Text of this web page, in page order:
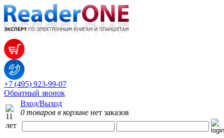
+7 (495) 923-99-07
Обратный звонок
Вход/Выход
0 товаров в корзине нет заказов